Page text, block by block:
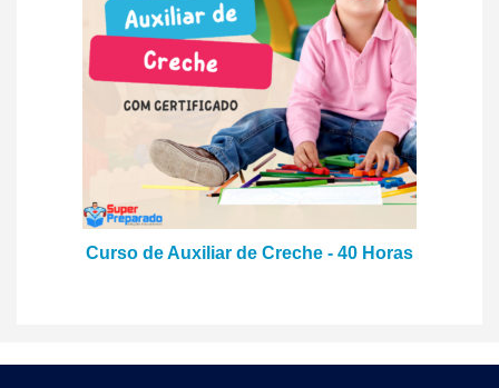
Curso de Auxiliar de Creche - 40 Horas